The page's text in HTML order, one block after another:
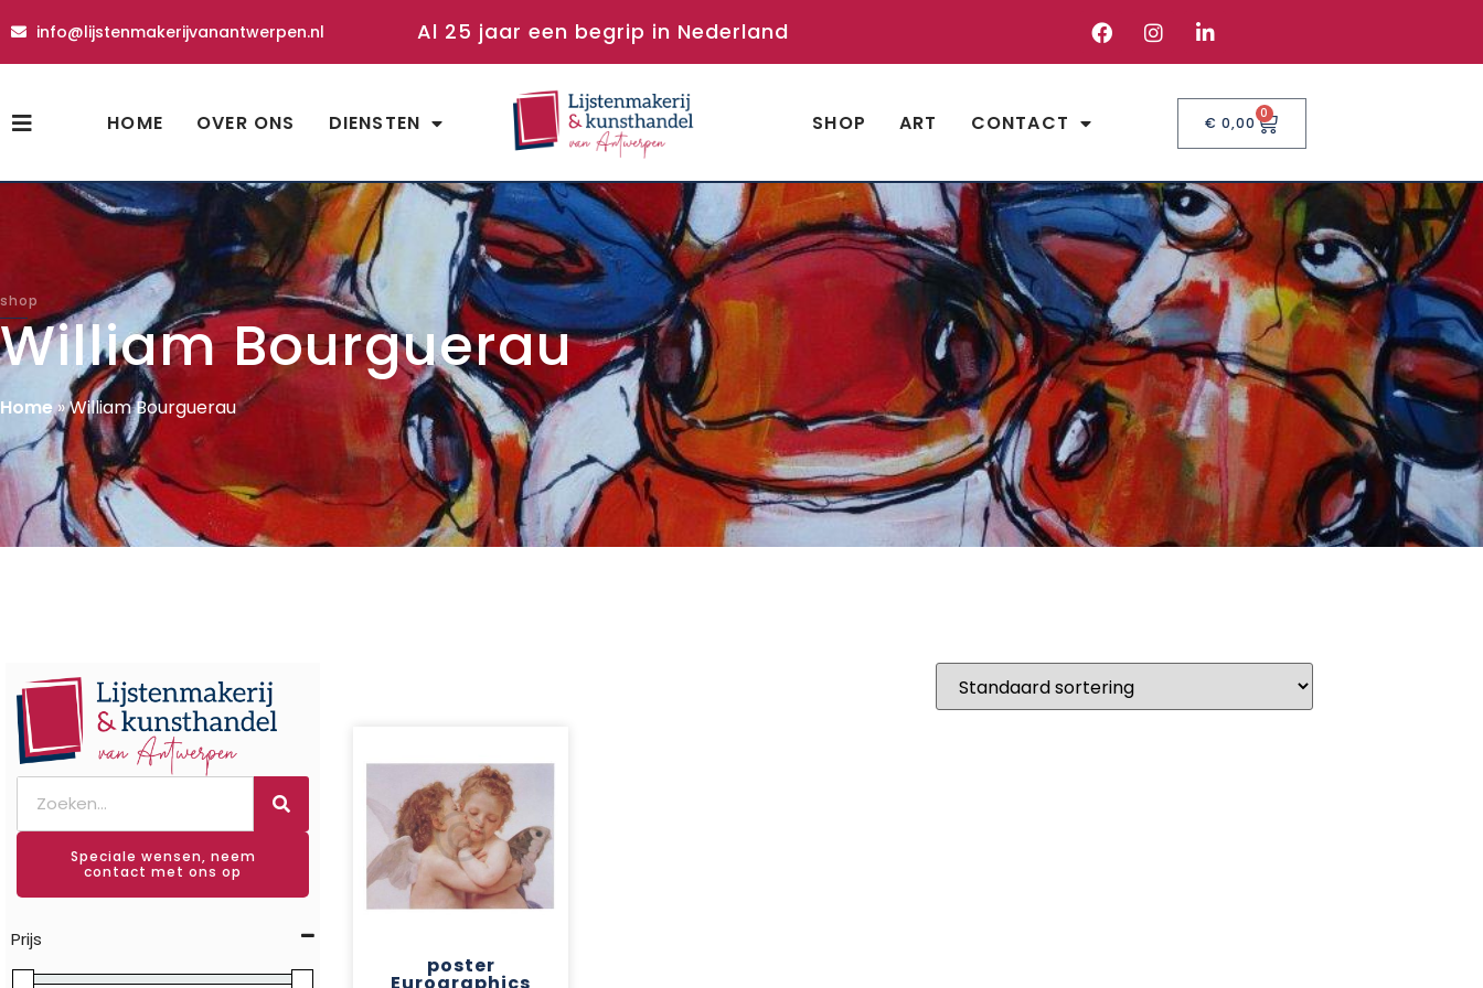
info@lijstenmakerijvanantwerpen.nl Al 25 jaar een begrip in Nederland
HOME OVER ONS DIENSTEN SHOP ART CONTACT € 0,00
0
shop
William Bourguerau
Home»William Bourguerau
Speciale wensen, neem
contact met ons op
Prijs
poster